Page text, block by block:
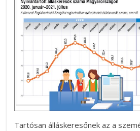
Tartósan álláskeresőnek az a